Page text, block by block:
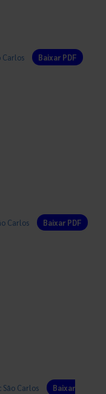
Carlos Baixar PDF
Carlos Baixar PDF
São Carlos
Baixar